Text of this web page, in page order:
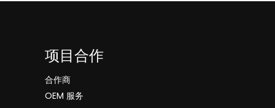
项目合作
合作商
OEM 服务